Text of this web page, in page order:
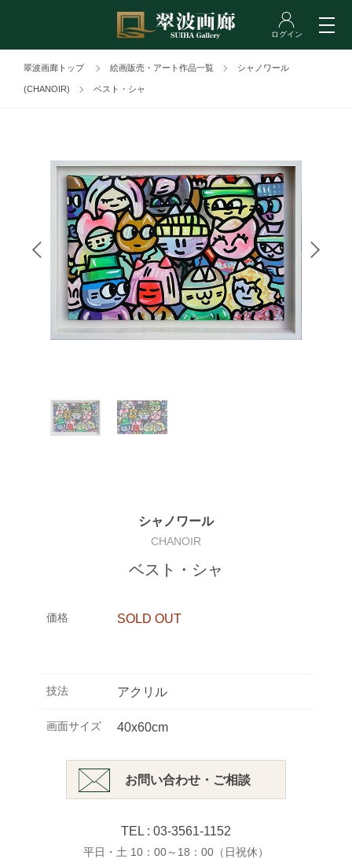
翠波画廊トップ 絵画販売・アート作品一覧 シャノワール
(CHANOIR) ベスト・シャ
シャノワール
CHANOIR
ベスト・シャ
価格 SOLD OUT
技法 アクリル
画面サイズ 40x60cm
お問い合わせ・ご相談
TEL : 03-3561-1152
平日・土 10：00～18：00（日祝休）